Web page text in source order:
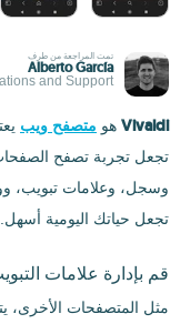
تمت المراجعة من طرف
Alberto García
and Support
Vivaldi هو متصفح ويب
تجعل تجربة تصفح
وسجل، وعلامات تبويب،
تجعل حياتك اليومية أسهل.
قم بإدارة علامات